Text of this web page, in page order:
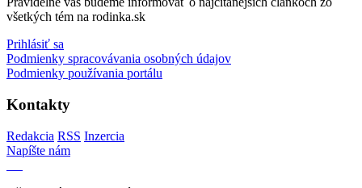
všetkých tém na rodinka.sk
Prihlásiť sa
Podmienky spracovávania osobných údajov
Podmienky používania portálu
Kontakty
Redakcia RSS Inzercia
Napíšte nám